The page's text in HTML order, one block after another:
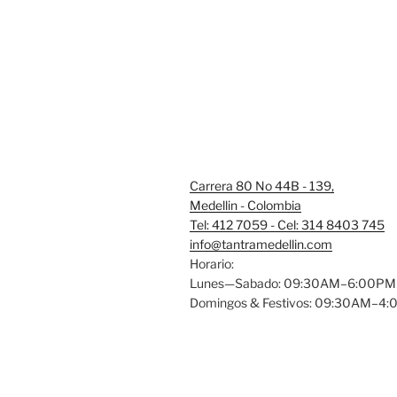
Carrera 80 No 44B - 139,
Medellin - Colombia
Tel: 412 7059 - Cel: 314 8403 745
info@tantramedellin.com
Horario:
Lunes—Sabado: 09:30AM–6:00PM
Domingos & Festivos: